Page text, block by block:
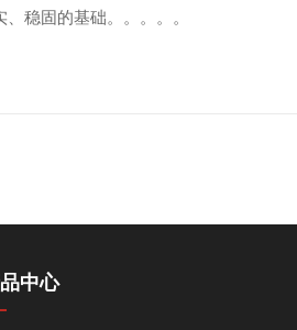
稳固的基础。。。。。
中心